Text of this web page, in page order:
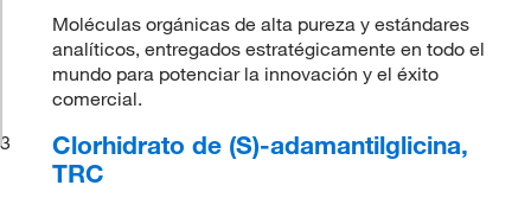
Moléculas orgánicas de alta pureza y estándares
analíticos, entregados estratégicamente en todo el
mundo para potenciar la innovación y el éxito
comercial.
3
Clorhidrato de (S)-adamantilglicina,
TRC